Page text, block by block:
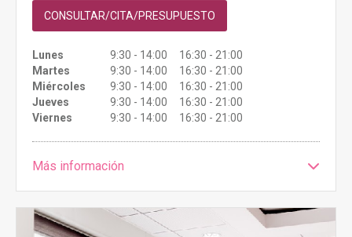
CONSULTAR/CITA/PRESUPUESTO
Lunes
9:30 - 14:00 16:30 - 21:00
Martes
9:30 - 14:00 16:30 - 21:00
Miércoles
9:30 - 14:00 16:30 - 21:00
Jueves
9:30 - 14:00 16:30 - 21:00
Viernes
9:30 - 14:00 16:30 - 21:00
Más información